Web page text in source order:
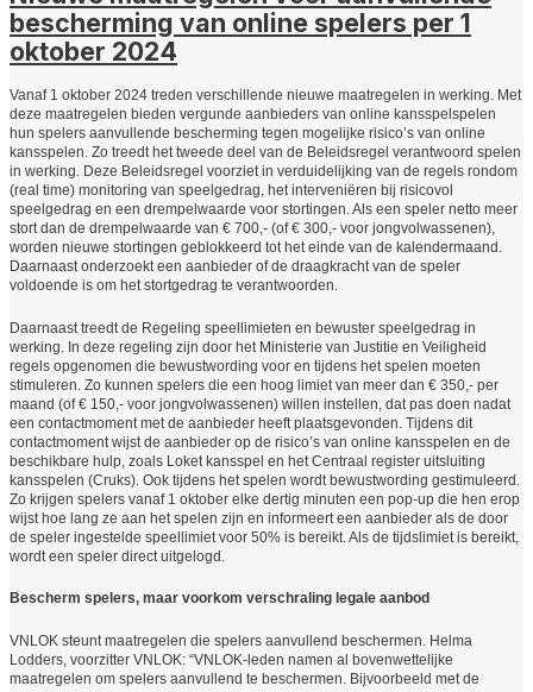
bescherming van online spelers per 1
oktober 2024
Vanaf 1 oktober 2024 treden verschillende nieuwe maatregelen in werking. Met
deze maatregelen bieden vergunde aanbieders van online kansspelspelen
hun spelers aanvullende bescherming tegen mogelijke risico’s van online
kansspelen. Zo treedt het tweede deel van de Beleidsregel verantwoord spelen
in werking. Deze Beleidsregel voorziet in verduidelijking van de regels rondom
(real time) monitoring van speelgedrag, het interveniëren bij risicovol
speelgedrag en een drempelwaarde voor stortingen. Als een speler netto meer
stort dan de drempelwaarde van € 700,- (of € 300,- voor jongvolwassenen),
worden nieuwe stortingen geblokkeerd tot het einde van de kalendermaand.
Daarnaast onderzoekt een aanbieder of de draagkracht van de speler
voldoende is om het stortgedrag te verantwoorden.
Daarnaast treedt de Regeling speellimieten en bewuster speelgedrag in
werking. In deze regeling zijn door het Ministerie van Justitie en Veiligheid
regels opgenomen die bewustwording voor en tijdens het spelen moeten
stimuleren. Zo kunnen spelers die een hoog limiet van meer dan € 350,- per
maand (of € 150,- voor jongvolwassenen) willen instellen, dat pas doen nadat
een contactmoment met de aanbieder heeft plaatsgevonden. Tijdens dit
contactmoment wijst de aanbieder op de risico’s van online kansspelen en de
beschikbare hulp, zoals Loket kansspel en het Centraal register uitsluiting
kansspelen (Cruks). Ook tijdens het spelen wordt bewustwording gestimuleerd.
Zo krijgen spelers vanaf 1 oktober elke dertig minuten een pop-up die hen erop
wijst hoe lang ze aan het spelen zijn en informeert een aanbieder als de door
de speler ingestelde speellimiet voor 50% is bereikt. Als de tijdslimiet is bereikt,
wordt een speler direct uitgelogd.
Bescherm spelers, maar voorkom verschraling legale aanbod
VNLOK steunt maatregelen die spelers aanvullend beschermen. Helma
Lodders, voorzitter VNLOK: “VNLOK-leden namen al bovenwettelijke
maatregelen om spelers aanvullend te beschermen. Bijvoorbeeld met de